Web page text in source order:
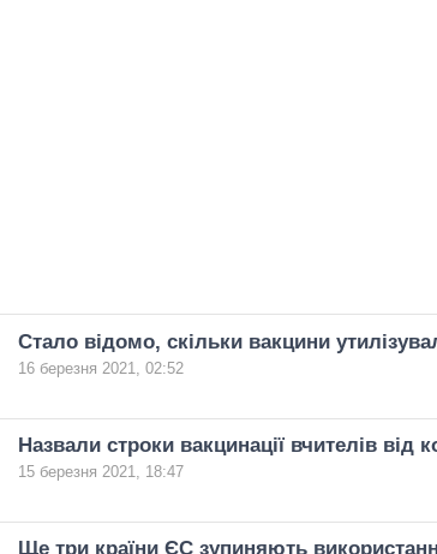
Стало відомо, скільки вакцини
16 березня 2021, 02:52
Назвали строки вакцинації вчителів від
15 березня 2021, 18:47
Ще три країни ЄС зупиняють